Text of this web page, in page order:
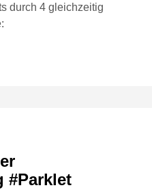
durch 4 gleichzeitig
#Parklet